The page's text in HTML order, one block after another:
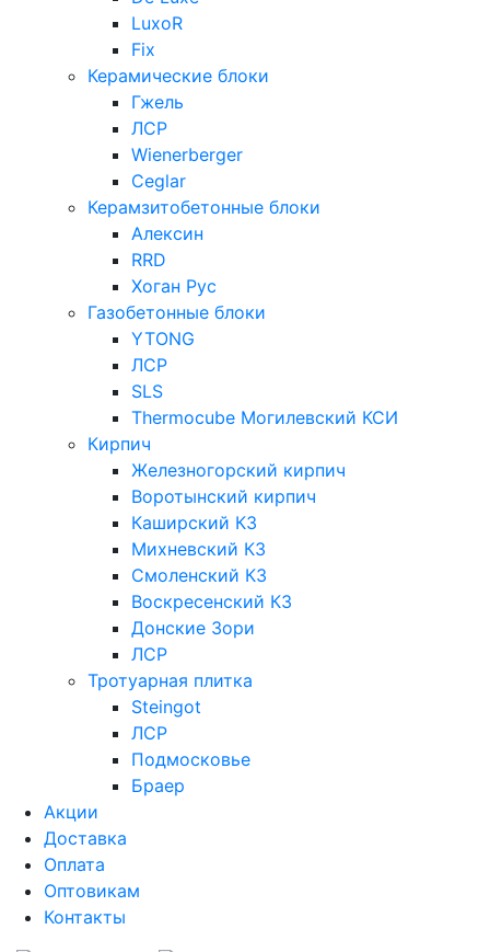
LuxoR
Fix
Керамические блоки
Гжель
ЛСР
Wienerberger
Ceglar
Керамзитобетонные блоки
Алексин
RRD
Хоган Рус
Газобетонные блоки
YTONG
ЛСР
SLS
Thermocube Могилевский КСИ
Кирпич
Железногорский кирпич
Воротынский кирпич
Каширский КЗ
Михневский КЗ
Смоленский КЗ
Воскресенский КЗ
Донские Зори
ЛСР
Тротуарная плитка
Steingot
ЛСР
Подмосковье
Браер
Акции
Доставка
Оплата
Оптовикам
Контакты